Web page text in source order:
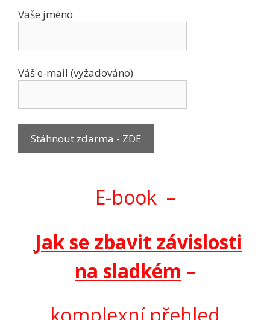
Vaše jméno
Váš e-mail (vyžadováno)
E-book –
Jak se zbavit závislosti
na sladkém –